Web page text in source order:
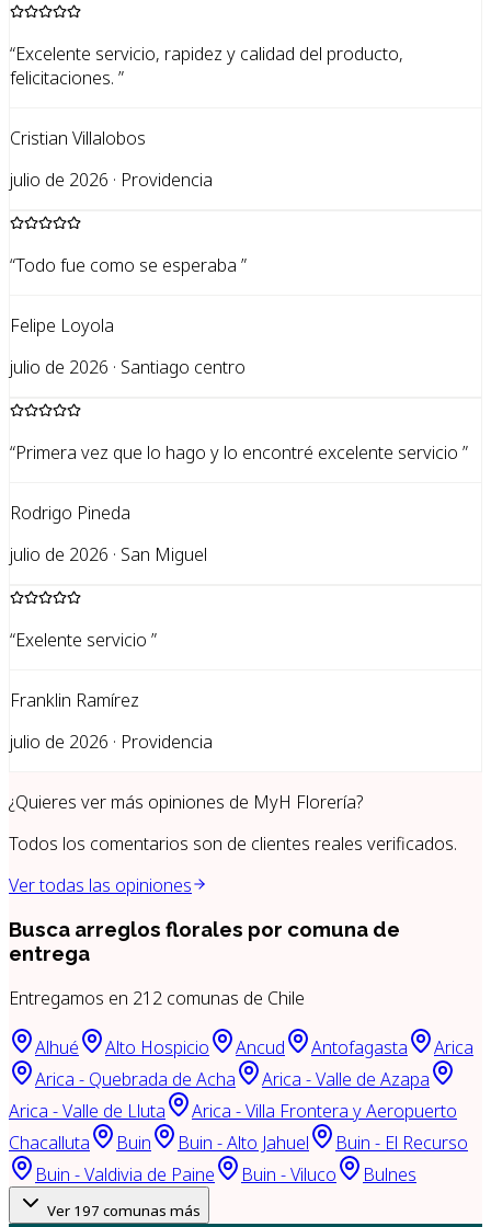
“Excelente servicio, rapidez y calidad del producto,
felicitaciones. ”
Cristian Villalobos
julio de 2026 · Providencia
“Todo fue como se esperaba ”
Felipe Loyola
julio de 2026 · Santiago centro
“Primera vez que lo hago y lo encontré excelente servicio ”
Rodrigo Pineda
julio de 2026 · San Miguel
“Exelente servicio ”
Franklin Ramírez
julio de 2026 · Providencia
¿Quieres ver más opiniones de MyH Florería?
Todos los comentarios son de clientes reales verificados.
Ver todas las opiniones
Busca arreglos florales por comuna de
entrega
Entregamos en 212 comunas de Chile
Alhué Alto Hospicio Ancud Antofagasta
Arica
Arica - Quebrada de Acha
Arica - Valle de Azapa
Arica - Valle de Lluta
Arica - Villa Frontera y Aeropuerto
Chacalluta
Buin Buin - Alto Jahuel
Buin - El Recurso
Buin - Valdivia de Paine
Buin - Viluco Bulnes
Ver 197 comunas más